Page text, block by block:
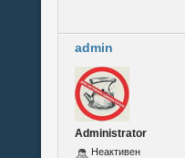
admin
Administrator
Неактивен